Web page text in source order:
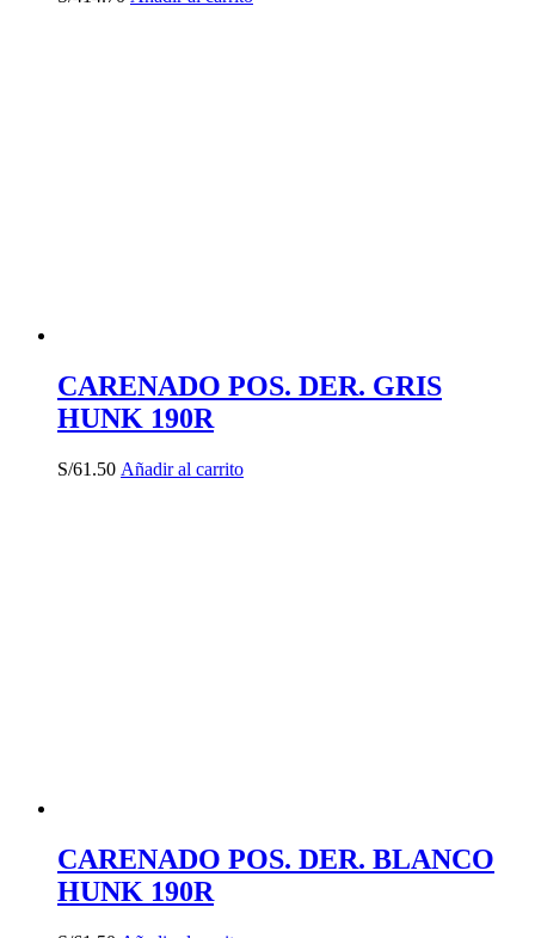
CARENADO POS. DER. GRIS
HUNK 190R
S/61.50 Añadir al carrito
CARENADO POS. DER. BLANCO
HUNK 190R